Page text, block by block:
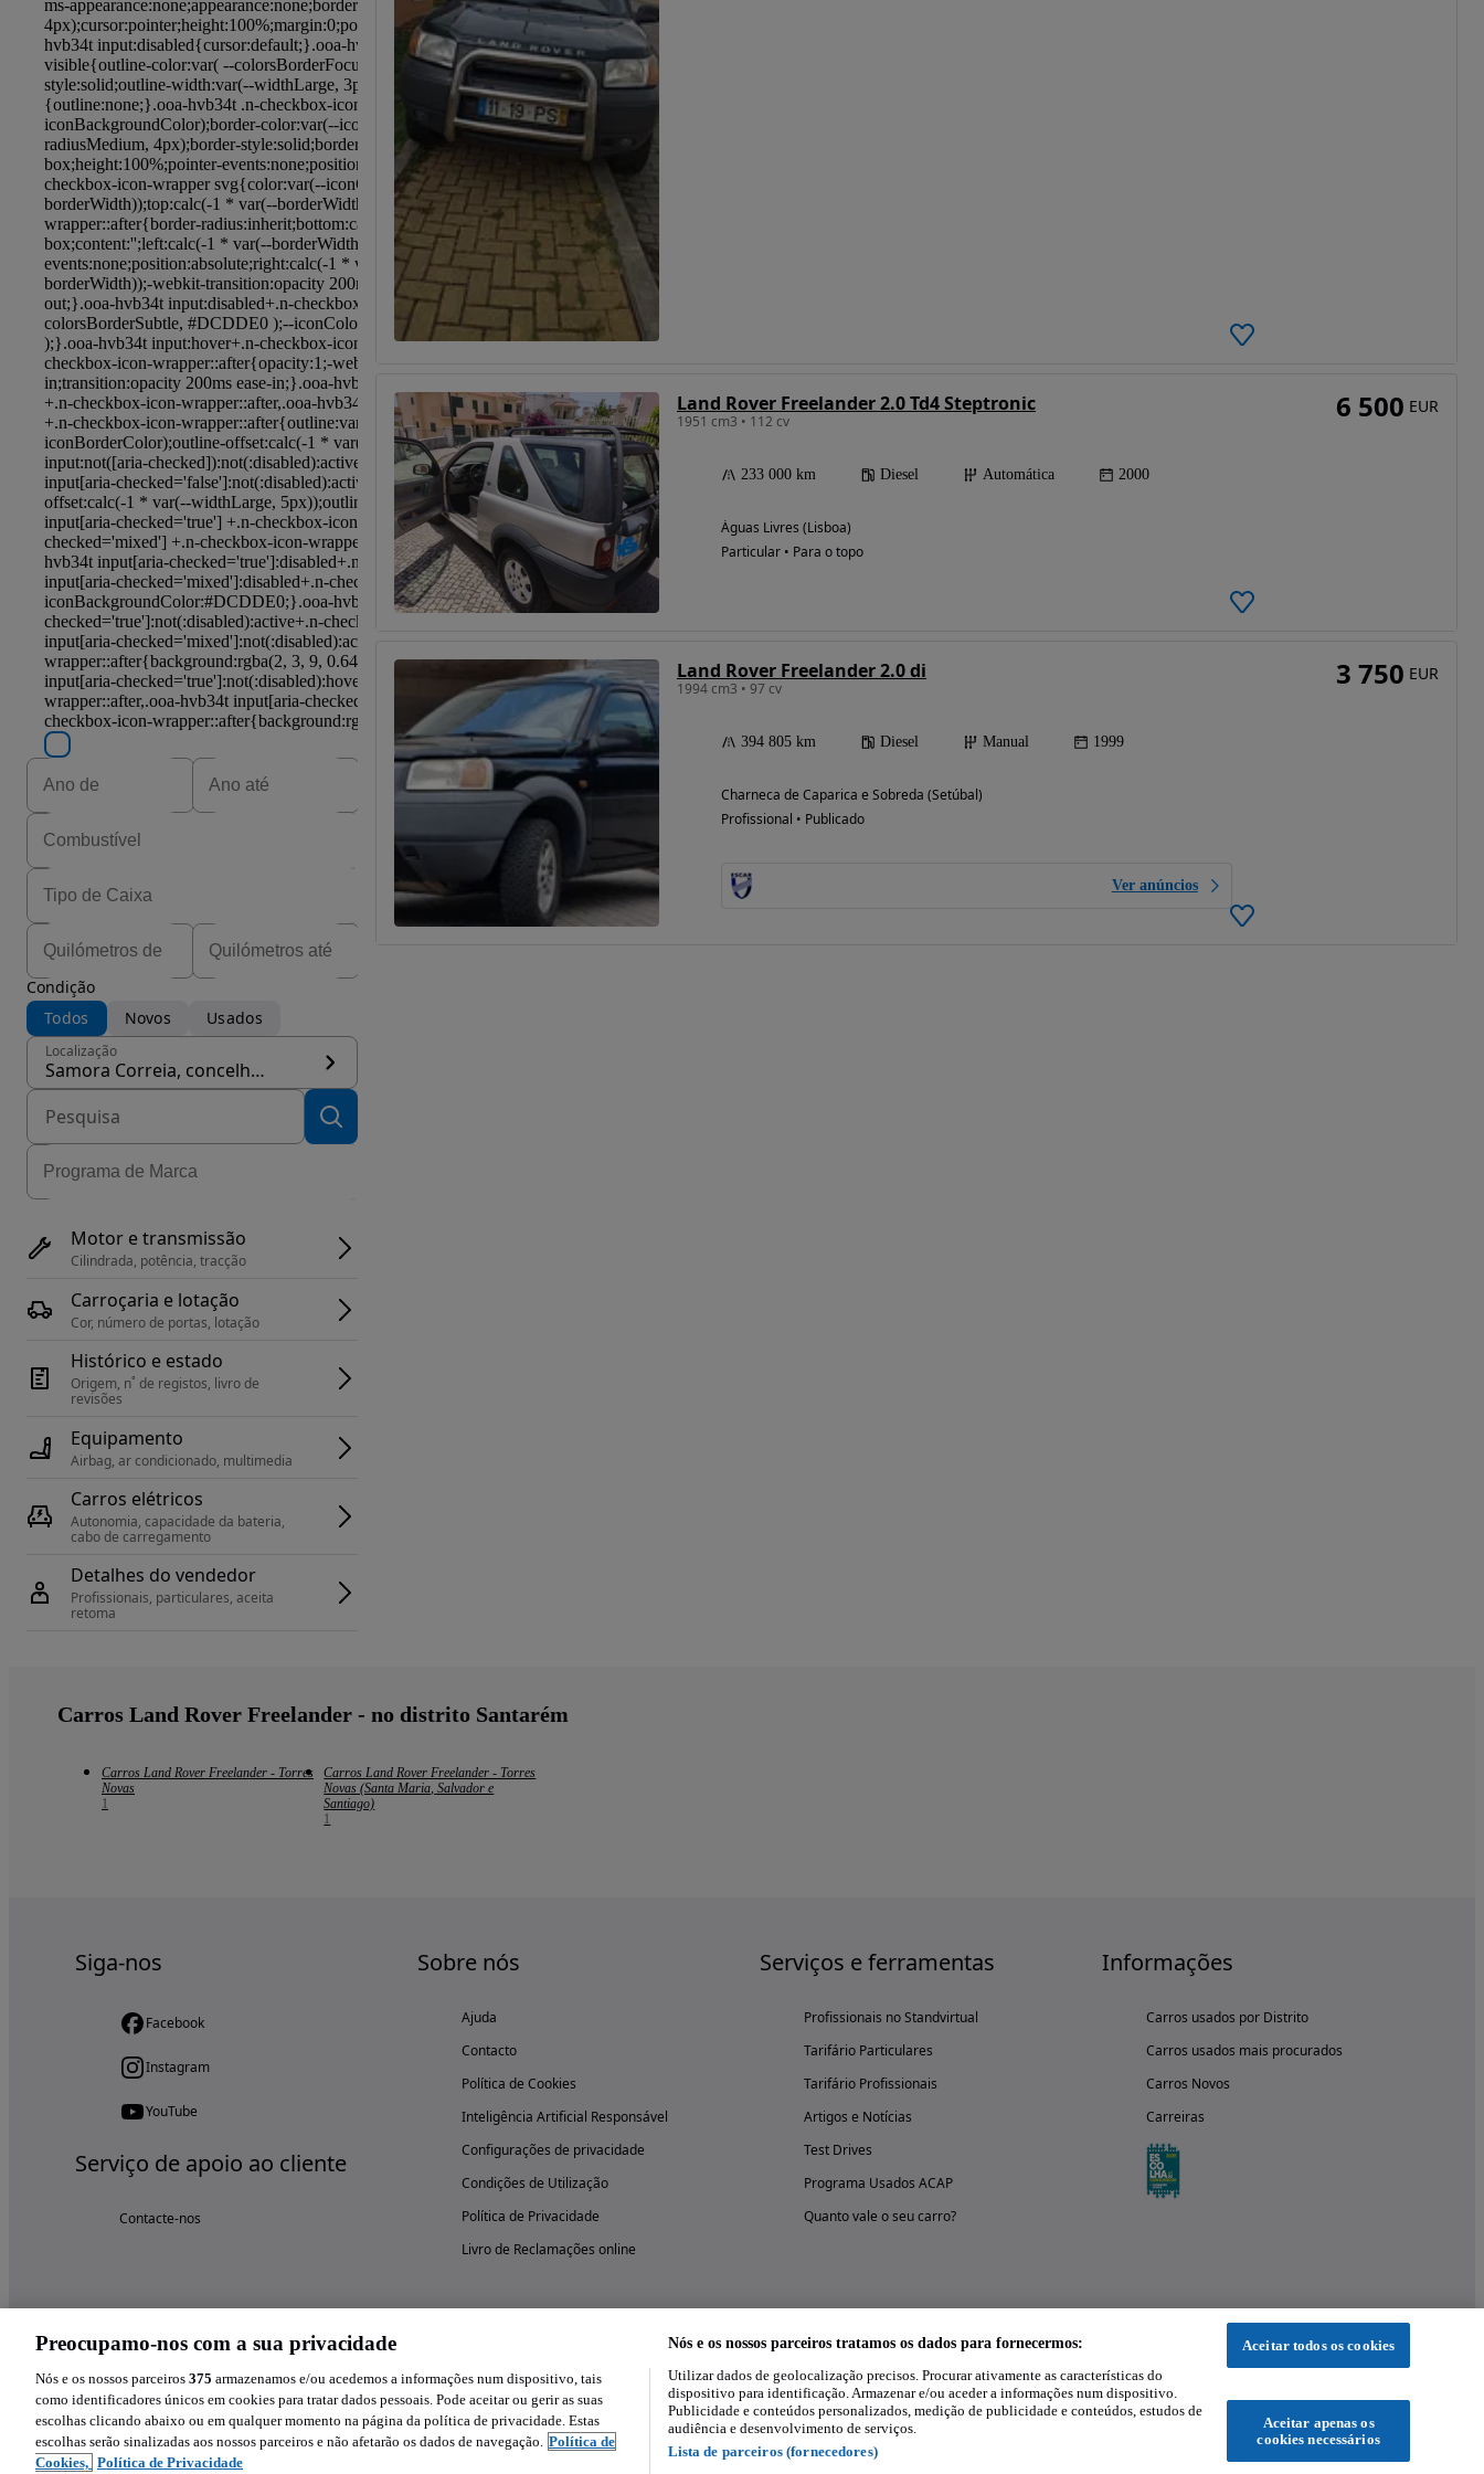
Condição
Todos
Novos Usados
Localização
Samora Correia, concelho Benavente
Motor e transmissão
Cilindrada, potência, tracção
Carroçaria e lotação
Cor, número de portas, lotação
Histórico e estado
Origem, n˚ de registos, livro de
revisões
Equipamento
Airbag, ar condicionado, multimedia
Carros elétricos
Autonomia, capacidade da bateria,
cabo de carregamento
Detalhes do vendedor
Profissionais, particulares, aceita
retoma
Land Rover Freelander 2.0 Td4 Steptronic
1951 cm3 • 112 cv
233 000 km Diesel Automática 2000
Águas Livres (Lisboa)
Particular • Para o topo
6 500 EUR
Land Rover Freelander 2.0 di
1994 cm3 • 97 cv
394 805 km Diesel Manual 1999
Charneca de Caparica e Sobreda (Setúbal)
Profissional • Publicado
Ver anúncios
3 750 EUR
Carros Land Rover Freelander - no distrito Santarém
Carros Land Rover Freelander - Torres
Novas
1
Carros Land Rover Freelander - Torres
Novas (Santa Maria, Salvador e
Santiago)
1
Siga-nos
Facebook
Instagram
YouTube
Serviço de apoio ao cliente
Contacte-nos
Sobre nós
Ajuda
Contacto
Política de Cookies
Inteligência Artificial Responsável
Configurações de privacidade
Condições de Utilização
Política de Privacidade
Livro de Reclamações online
Serviços e ferramentas
Profissionais no Standvirtual
Tarifário Particulares
Tarifário Profissionais
Artigos e Notícias
Test Drives
Programa Usados ACAP
Quanto vale o seu carro?
Informações
Carros usados por Distrito
Carros usados mais procurados
Carros Novos
Carreiras
Experimenta a aplicação
Preocupamo-nos com a sua privacidade
Nós e os nossos parceiros 375 armazenamos e/ou acedemos a informações num dispositivo, tais
como identificadores únicos em cookies para tratar dados pessoais. Pode aceitar ou gerir as suas
escolhas clicando abaixo ou em qualquer momento na página da política de privacidade. Estas
escolhas serão sinalizadas aos nossos parceiros e não afetarão os dados de navegação. Política de
Cookies, Política de Privacidade
Nós e os nossos parceiros tratamos os dados para fornecermos:
Utilizar dados de geolocalização precisos. Procurar ativamente as características do
dispositivo para identificação. Armazenar e/ou aceder a informações num dispositivo.
Publicidade e conteúdos personalizados, medição de publicidade e conteúdos, estudos de
audiência e desenvolvimento de serviços.
Lista de parceiros (fornecedores)
Aceitar todos os cookies
Aceitar apenas os
cookies necessários